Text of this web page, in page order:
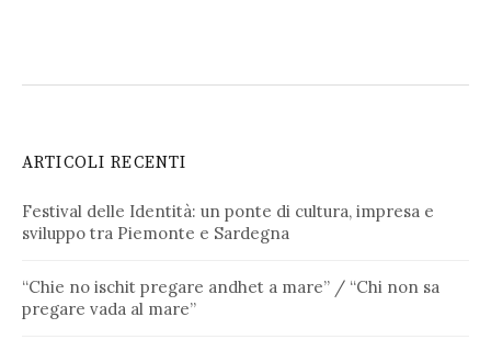
ARTICOLI RECENTI
Festival delle Identità: un ponte di cultura, impresa e
sviluppo tra Piemonte e Sardegna
“Chie no ischit pregare andhet a mare” / “Chi non sa
pregare vada al mare”